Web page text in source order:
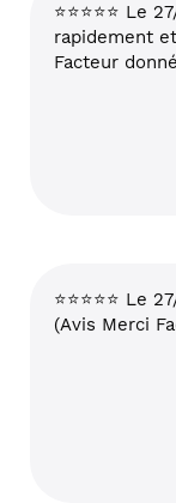
⭐⭐⭐⭐⭐
rapidement
Facteur
⭐⭐⭐⭐⭐
(Avis Merci